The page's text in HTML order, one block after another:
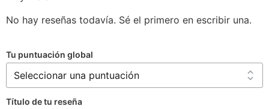
No hay reseñas todavía. Sé el primero en escribir una.
Tu puntuación global
Título de tu reseña